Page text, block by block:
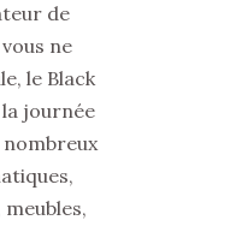
de
ne
le Black
la journée
nombreux